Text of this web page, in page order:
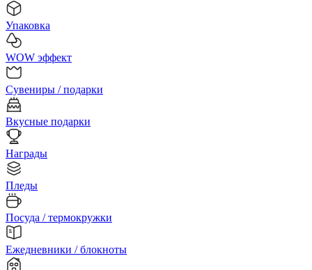
Упаковка
WOW эффект
Сувениры / подарки
Вкусные подарки
Награды
Пледы
Посуда / термокружки
Ежедневники / блокноты